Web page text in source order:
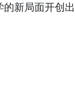
新局面开创出